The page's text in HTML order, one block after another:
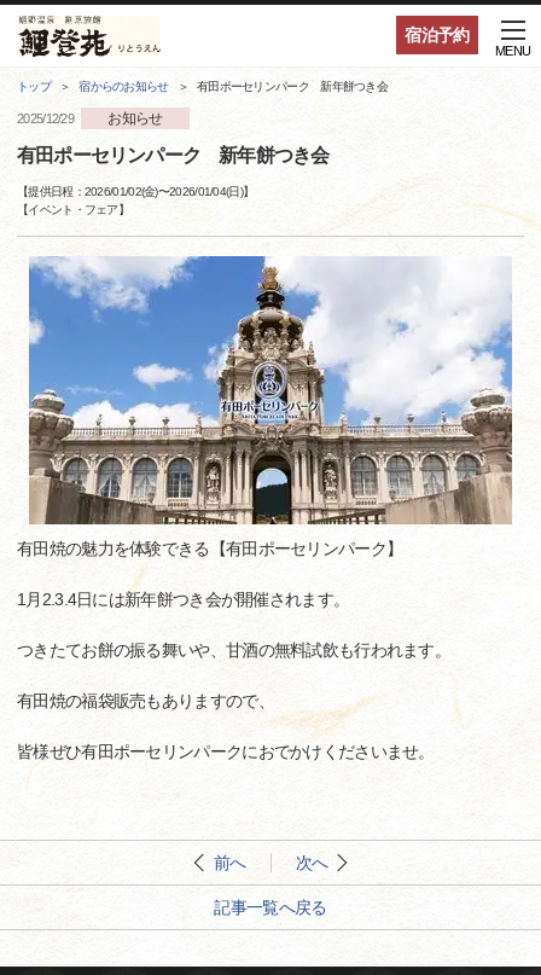
宿泊予約
MENU
トップ 宿からのお知らせ 有田ポーセリンパーク 新年餅つき会
2025/12/29 お知らせ
有田ポーセリンパーク 新年餅つき会
【提供日程：2026/01/02(金)〜2026/01/04(日)】
【イベント・フェア】
有田焼の魅力を体験できる【有田ポーセリンパーク】
1月2.3.4日には新年餅つき会が開催されます。
つきたてお餅の振る舞いや、甘酒の無料試飲も行われます。
有田焼の福袋販売もありますので、
皆様ぜひ有田ポーセリンパークにおでかけくださいませ。
前へ 次へ
記事一覧へ戻る